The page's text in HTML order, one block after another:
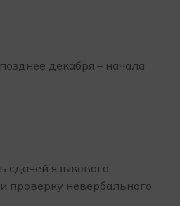
декабря – начала
сдачей языкового
проверку невербального